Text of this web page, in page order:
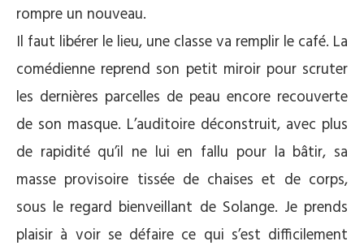
rompre un nouveau.
Il faut libérer le lieu, une classe va remplir le café. La
comédienne reprend son petit miroir pour scruter
les dernières parcelles de peau encore recouverte
de son masque. L’auditoire déconstruit, avec plus
de rapidité qu’il ne lui en fallu pour la bâtir, sa
masse provisoire tissée de chaises et de corps,
sous le regard bienveillant de Solange. Je prends
plaisir à voir se défaire ce qui s’est difficilement